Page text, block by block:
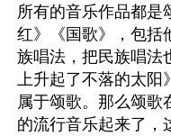
所有的音乐作品都是
红》《国歌》，包括
族唱法，把民族唱法
上升起了不落的太阳
属于颂歌。那么颂歌
的流行音乐起来了，